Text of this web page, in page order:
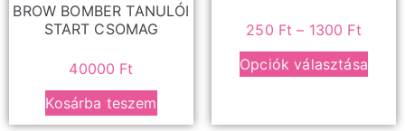
BROW BOMBER TANULÓI
START CSOMAG
40000 Ft
Kosárba teszem
250 Ft – 1300 Ft
Opciók választása